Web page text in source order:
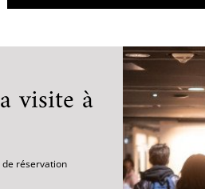
visite à
de réservation